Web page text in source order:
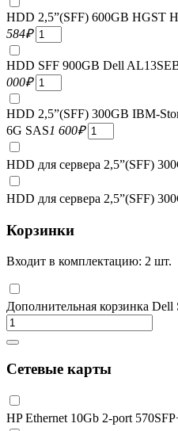
HDD 2,5”(SFF) 600GB HGST
584₽
HDD SFF 900GB Dell
000₽
HDD 2,5”(SFF) 300GB IBM-
6G SAS1 600₽
HDD для сервера 2,5”(SFF)
HDD для сервера 2,5”(SFF)
Корзинки
Входит в комплектацию: 2 шт.
Дополнительная корзинка Dell
Сетевые карты
HP Ethernet 10Gb 2-port